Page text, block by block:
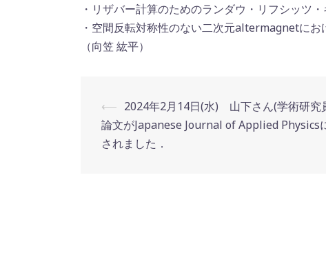
・リザバー計算のためのランダウ・リフシッツ
・空間反転対称性のない二次元altermagnetに
（向笠 紘平）
Post
navigation
⟵ 2024年2月14日(水) 山下さん(学術研究
論文がJapanese Journal of Applied Physics
されました．